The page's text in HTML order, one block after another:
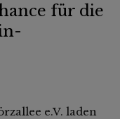
für die
e.V. laden